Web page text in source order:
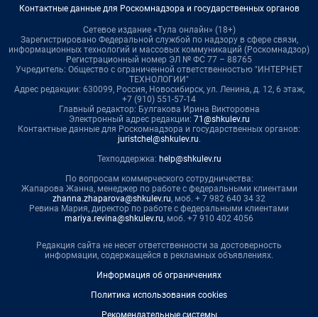
Контактные данные для Роскомнадзора и государственных органов
Сетевое издание «Тула онлайн» (18+)
Зарегистрировано Федеральной службой по надзору в сфере связи,
информационных технологий и массовых коммуникаций (Роскомнадзор)
Регистрационный номер ЭЛ № ФС 77 – 88765
Учредитель: Общество с ограниченной ответственностью "ИНТЕРНЕТ
ТЕХНОЛОГИИ"
Адрес редакции: 630099, Россия, Новосибирск, ул. Ленина, д. 12, 6 этаж,
+7 (910) 551-57-14
Главный редактор: Булгакова Ирина Викторовна
Электронный адрес редакции: 71@shkulev.ru
Контактные данные для Роскомнадзора и государственных органов:
juristchel@shkulev.ru.
Техподдержка: help@shkulev.ru
По вопросам коммерческого сотрудничества:
Жапарова Жанна, менеджер по работе с федеральными клиентами
zhanna.zhaparova@shkulev.ru, моб. + 7 982 640 34 32
Ревина Мария, директор по работе с федеральными клиентами
mariya.revina@shkulev.ru, моб. +7 910 402 4056
Редакция сайта не несет ответственности за достоверность
информации, содержащейся в рекламных объявлениях.
Информация об ограничениях
Политика использования cookies
Рекомендательные системы